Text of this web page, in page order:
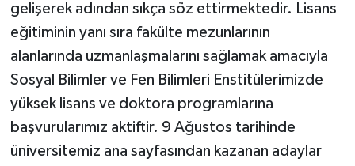
gelişerek adından sıkça söz ettirmektedir. Lisans
eğitiminin yanı sıra fakülte mezunlarının
alanlarında uzmanlaşmalarını sağlamak amacıyla
Sosyal Bilimler ve Fen Bilimleri Enstitülerimizde
yüksek lisans ve doktora programlarına
başvurularımız aktiftir. 9 Ağustos tarihinde
üniversitemiz ana sayfasından kazanan adaylar